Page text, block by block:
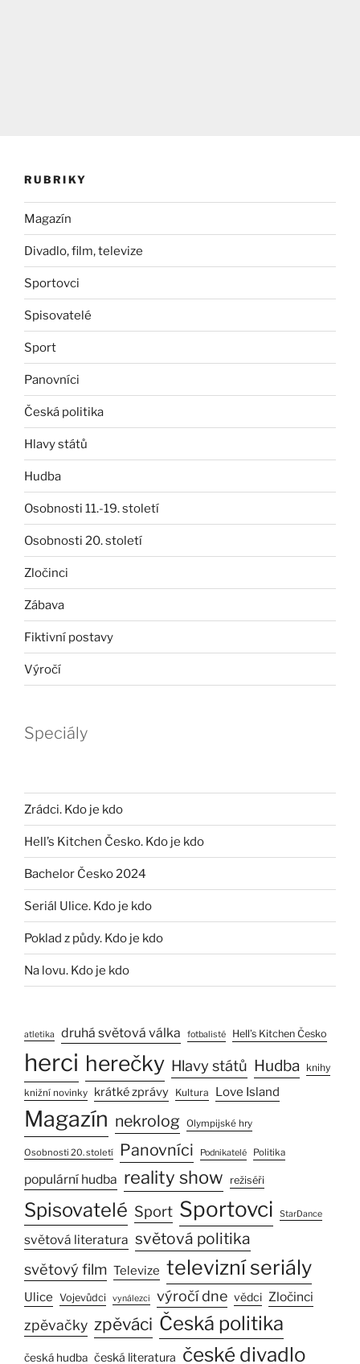
RUBRIKY
Magazín
Divadlo, film, televize
Sportovci
Spisovatelé
Sport
Panovníci
Česká politika
Hlavy států
Hudba
Osobnosti 11.-19. století
Osobnosti 20. století
Zločinci
Zábava
Fiktivní postavy
Výročí
Speciály
Zrádci. Kdo je kdo
Hell’s Kitchen Česko. Kdo je kdo
Bachelor Česko 2024
Seriál Ulice. Kdo je kdo
Poklad z půdy. Kdo je kdo
Na lovu. Kdo je kdo
atletika druhá světová válka fotbalisté Hell’s Kitchen Česko
herci herečky Hlavy států Hudba knihy
knižní novinky krátké zprávy Kultura Love Island
Magazín nekrolog Olympijské hry
Osobnosti 20. století Panovníci Podnikatelé Politika
populární hudba reality show režiséři
Spisovatelé Sport Sportovci StarDance
světová literatura světová politika
světový film Televize televizní seriály
Ulice Vojevůdci vynálezci výročí dne vědci Zločinci
zpěvačky zpěváci Česká politika
česká hudba česká literatura české divadlo